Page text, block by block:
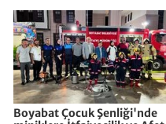
Boyabat Çocuk Şenliği'nde